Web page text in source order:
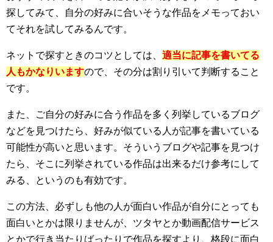
探してみて、自分の好みに合いそうな作品をメモっておい
てそれを試してみるんです。
ネットで探すときのコツとしては、 適当に記事を書いてる
人もかなりいますので、その分は割り引いて判断すること
です。
また、ご自分の好みに合う作品を多く列挙しているブログ
などを見つけたら、好みが似ている人が記事を書いている
可能性が高いと思います。そういうブログや記事を見つけ
たら、そこに列挙されている作品は出来るだけ参考にして
みる、というのも有効です。
この方法、必ずしも他の人が面白い作品が自分にとっても
面白いとかは限りませんが、ツタヤとか動画配信サービス
とかで行き当たりばったりで作品を探すより、格段に面白